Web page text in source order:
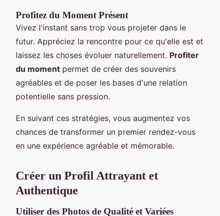
Profitez du Moment Présent
Vivez l'instant sans trop vous projeter dans le
futur. Appréciez la rencontre pour ce qu'elle est et
laissez les choses évoluer naturellement. Profiter
du moment permet de créer des souvenirs
agréables et de poser les bases d'une relation
potentielle sans pression.
En suivant ces stratégies, vous augmentez vos
chances de transformer un premier rendez-vous
en une expérience agréable et mémorable.
Créer un Profil Attrayant et
Authentique
Utiliser des Photos de Qualité et Variées